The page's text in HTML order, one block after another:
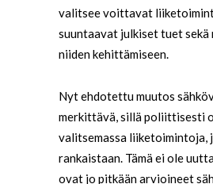
valitsee voittavat
suuntaavat julkiset tuet sekä
niiden kehittämiseen.
Nyt ehdotettu muutos
merkittävä, sillä poliittisesti
valitsemassa liiketoimintoja,
rankaistaan. Tämä ei ole
ovat jo pitkään arvioineet